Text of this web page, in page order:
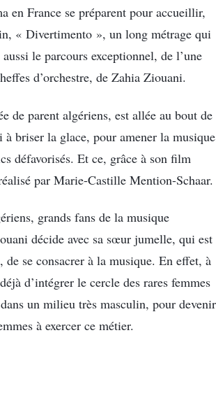
en France se préparent pour accueillir,
« Divertimento », un long métrage qui
le parcours exceptionnel, de l’une
d’orchestre, de Zahia Ziouani.
de parent algériens, est allée au bout de
à briser la glace, pour amener la musique
défavorisés. Et ce, grâce à son film
par Marie-Castille Mention-Schaar.
grands fans de la musique
décide avec sa sœur jumelle, qui est
se consacrer à la musique. En effet, à
d’intégrer le cercle des rares femmes
un milieu très masculin, pour devenir
à exercer ce métier.